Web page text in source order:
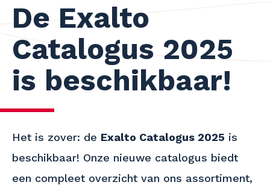
De Exalto
Catalogus 2025
is beschikbaar!
Het is zover: de Exalto Catalogus 2025 is
beschikbaar! Onze nieuwe catalogus biedt
een compleet overzicht van ons assortiment,